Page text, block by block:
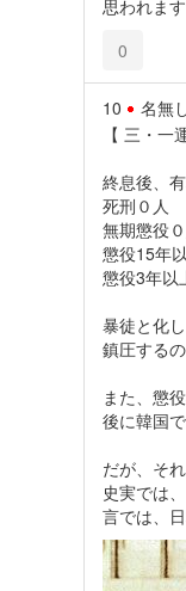
思われま
0
10 名無
【 三・一
終息後、
死刑０人
無期懲役
懲役15年
懲役3年以
暴徒と化
鎮圧する
また、懲
後に韓国
だが、そ
史実では
言では、